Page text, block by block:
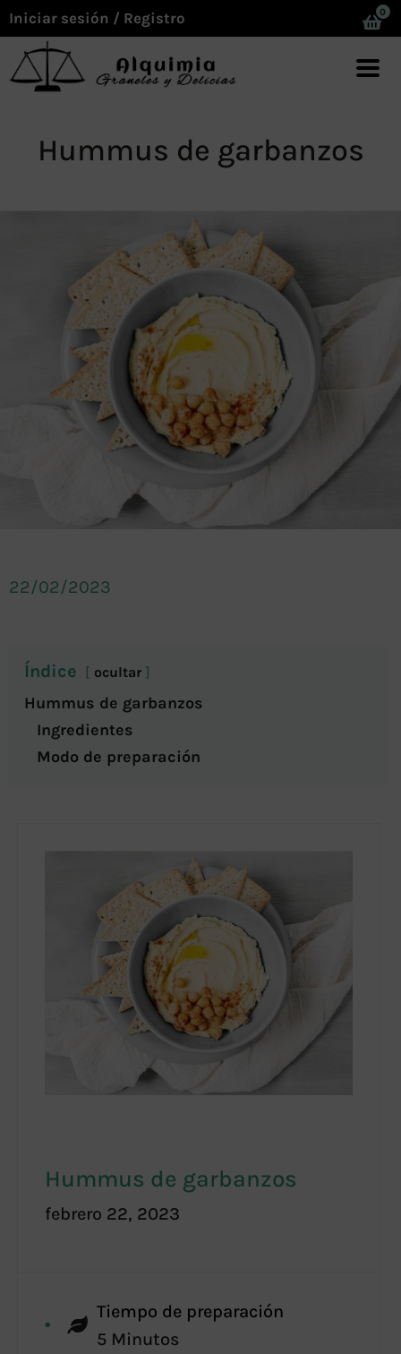
Iniciar sesión / Registro 0
Hummus de garbanzos
22/02/2023
Índice ocultar
Hummus de garbanzos
Ingredientes
Modo de preparación
Hummus de garbanzos
febrero 22, 2023
Tiempo de preparación
5 Minutos